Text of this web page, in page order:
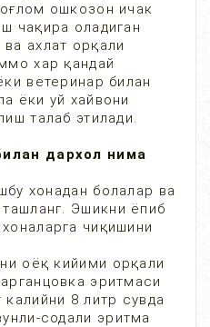
ошкозон ичак
чақира оладиган
ахлат орқали
хар қандай
ветеринар билан
ёки уй хайвони
талаб этилади.
дархол нима
хонадан болалар ва
Эшикни ёпиб
чиқишини
оёқ кийими орқали
эритмаси
8 литр сувда
содали эритма